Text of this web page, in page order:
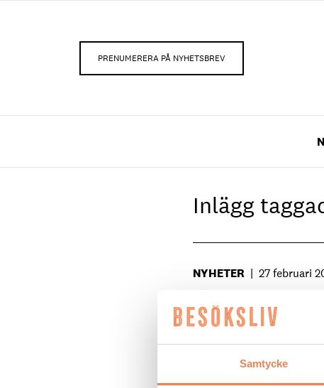
Samtycke
PRENUMERERA PÅ NYHETSBREV
Inlägg
NYHETER | 27 februari
NYHETER 20 maj 2016
Så bra var